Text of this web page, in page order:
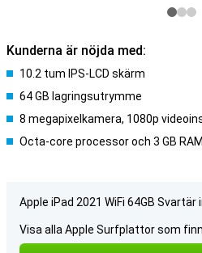
Kunderna är nöjda med:
10.2 tum IPS-LCD skärm
64 GB lagringsutrymme
8 megapixelkamera, 1080p
Octa-core processor och 3 GB RAM
Apple iPad 2021 WiFi 64GB Svartär
Visa alla Apple Surfplattor som